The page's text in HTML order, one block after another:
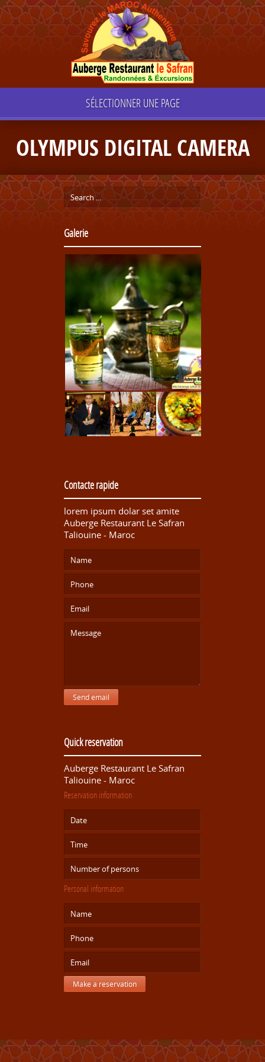
SÉLECTIONNER UNE PAGE
OLYMPUS DIGITAL CAMERA
Galerie
Contacte rapide
lorem ipsum dolar set amite
Auberge Restaurant Le Safran
Taliouine - Maroc
Send email
Quick reservation
Auberge Restaurant Le Safran
Taliouine - Maroc
Reservation information
Personal information
Make a reservation